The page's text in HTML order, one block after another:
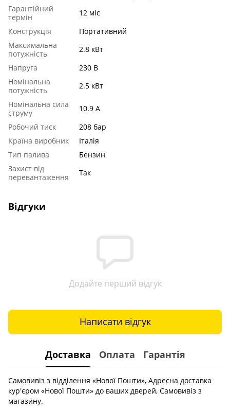
Гарантійний
термін
12 міс
Конструкція
Портативний
Максимальна
потужність
2.8 кВт
Напруга
230 В
Номінальна
потужність
2.5 кВт
Номінальна сила
струму
10.9 А
Робочий тиск
208 бар
Країна виробник
Італія
Тип палива
Бензин
Захист від
перевантаження
Так
Відгуки
Додайте перший відгук
Написати відгук
Доставка Оплата Гарантія
Самовивіз з відділення «Нової Пошти», Адресна доставка
кур'єром «Нової Пошти» до ваших дверей, Самовивіз з
магазину.